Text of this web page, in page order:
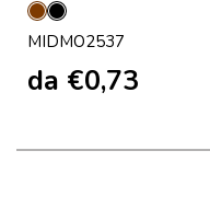
Marrone
Nero
MIDMO2537
da €0,73